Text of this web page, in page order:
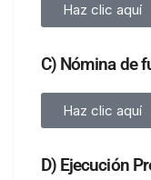
Haz clic aquí
C) Nómina de
Haz clic aquí
D) Ejecución